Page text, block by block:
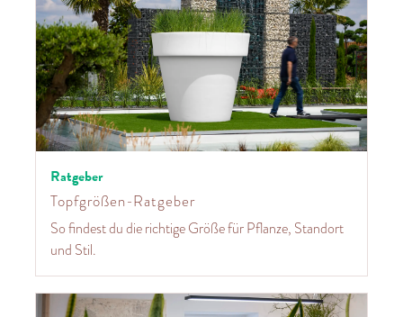
Ratgeber
Topfgrößen-Ratgeber
So findest du die richtige Größe für Pflanze, Standort
und Stil.